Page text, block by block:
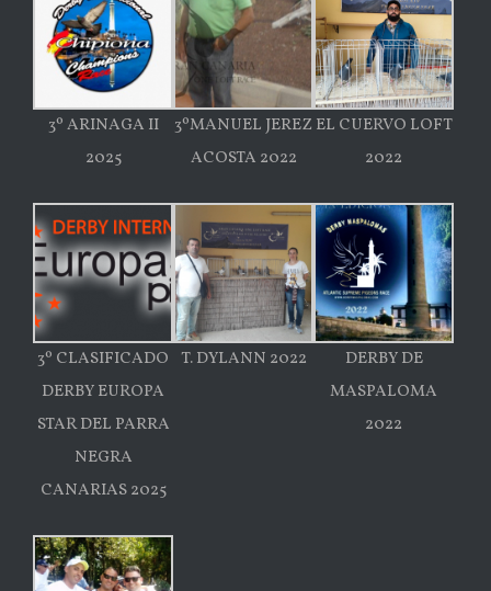
3º ARINAGA II
2025
3ºMANUEL JEREZ
ACOSTA 2022
EL CUERVO LOFT
2022
3º CLASIFICADO
DERBY EUROPA
STAR DEL PARRA
NEGRA
CANARIAS 2025
T. DYLANN 2022
DERBY DE
MASPALOMA
2022